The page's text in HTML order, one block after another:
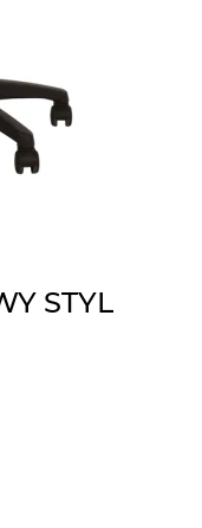
STYL